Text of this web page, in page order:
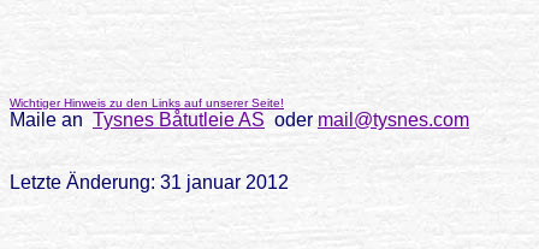
Wichtiger Hinweis zu den Links auf unserer Seite!
Maile an Tysnes Båtutleie AS oder mail@tysnes.com
Letzte Änderung: 31 januar 2012